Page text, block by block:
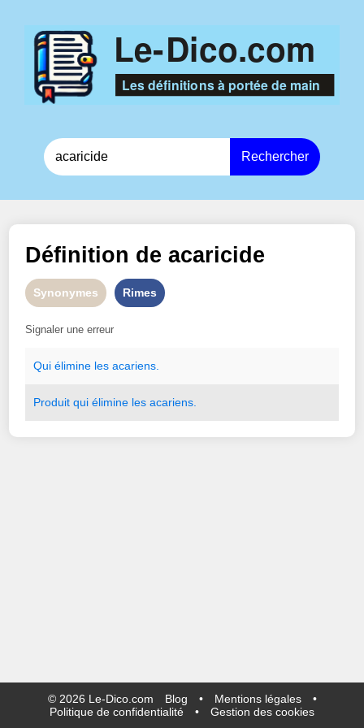
Rechercher
Définition deacaricide
Synonymes Rimes
Signaler une erreur
Qui élimine les acariens.
Produit qui élimine les acariens.
© 2026 Le-Dico.com Blog • Mentions légales
•
Politique de confidentialité
• Gestion des cookies